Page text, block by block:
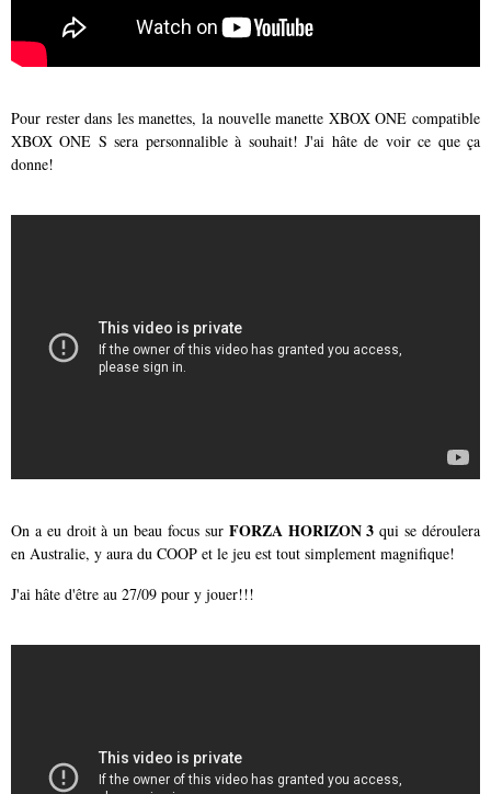
Pour rester dans les manettes, la nouvelle manette XBOX ONE compatible
XBOX ONE S sera personnalible à souhait! J'ai hâte de voir ce que ça
donne!
On a eu droit à un beau focus sur FORZA HORIZON 3 qui se déroulera
en Australie, y aura du COOP et le jeu est tout simplement magnifique!
J'ai hâte d'être au 27/09 pour y jouer!!!